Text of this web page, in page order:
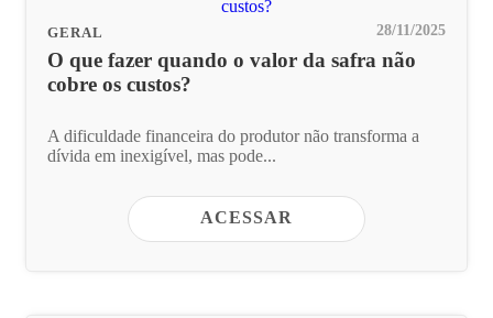
GERAL 28/11/2025
O que fazer quando o valor da safra não
cobre os custos?
A dificuldade financeira do produtor não transforma a
dívida em inexigível, mas pode...
ACESSAR